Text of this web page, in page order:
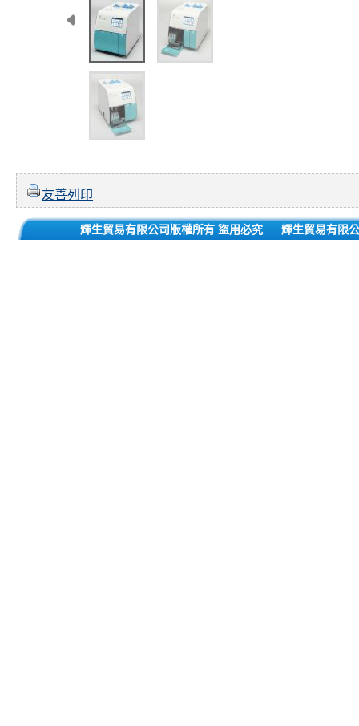
友善列印
輝生貿易有限公司版權所有 盜用必究 輝生貿易有限